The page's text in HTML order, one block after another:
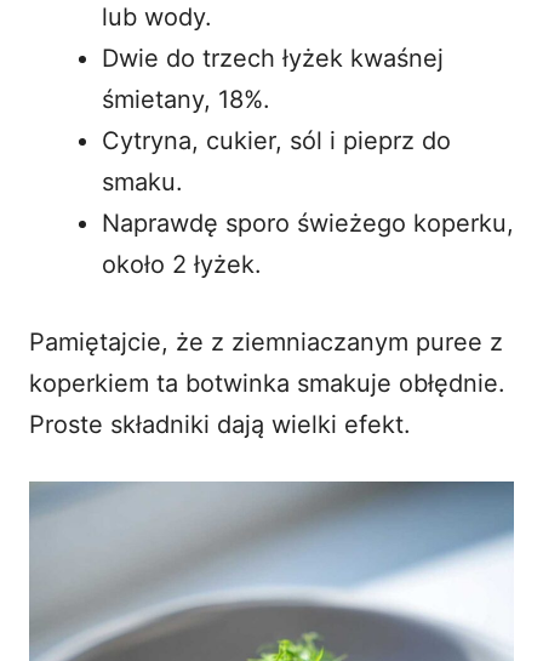
lub wody.
Dwie do trzech łyżek kwaśnej
śmietany, 18%.
Cytryna, cukier, sól i pieprz do
smaku.
Naprawdę sporo świeżego koperku,
około 2 łyżek.
Pamiętajcie, że z ziemniaczanym puree z
koperkiem ta botwinka smakuje obłędnie.
Proste składniki dają wielki efekt.